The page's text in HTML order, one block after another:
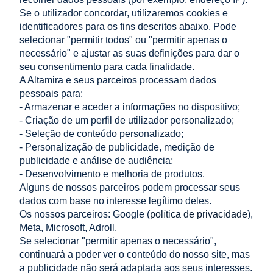
adicionar ao
carrinho
adicionar ao
carrinho
« 1 2
LOJA
AJUDA
A MINHA CONTA
INFORMAÇÃO
CONTACTO
Se o utilizador concordar, utilizaremos cookies e
identificadores para os fins descritos abaixo. Pode
selecionar "permitir todos" ou "permitir apenas o
necessário" e ajustar as suas definições para dar o
seu consentimento para cada finalidade.
A Altamira e seus parceiros processam dados
pessoais para:
- Armazenar e aceder a informações no dispositivo;
- Criação de um perfil de utilizador personalizado;
- Seleção de conteúdo personalizado;
- Personalização de publicidade, medição de
publicidade e análise de audiência;
- Desenvolvimento e melhoria de produtos.
Alguns de nossos parceiros podem processar seus
dados com base no interesse legítimo deles.
Os nossos parceiros: Google (política de privacidade),
Meta, Microsoft, Adroll.
Se selecionar "permitir apenas o necessário",
continuará a poder ver o conteúdo do nosso site, mas
a publicidade não será adaptada aos seus interesses.